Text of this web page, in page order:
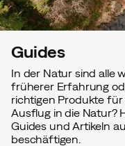
Guides
In der Natur sind alle
früherer Erfahrung
richtigen Produkte
Ausflug in die Natur?
Guides und Artikeln
beschäftigen.